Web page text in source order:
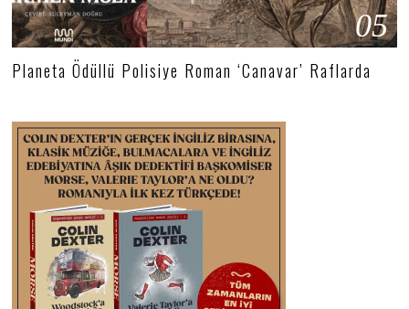
05
Planeta Ödüllü Polisiye Roman ‘Canavar’ Raflarda